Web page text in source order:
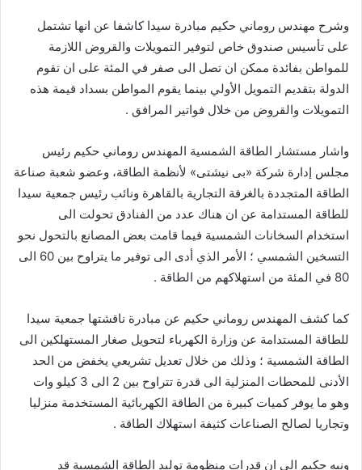
وشرح مهندس روماني حكيم مبادرة سيدا كاشفا عن انها تشتمل
على تأسيس صندوق خاص لتوفير التمويلات والقروض اللازمة
للمواطن بفائدة ممكن ان تصل الى صفر في المئة على ان تقوم
الدولة بتقديم التمويل الأولي بينما يقوم المواطن بسداد قيمة هذه
التمويلات والقروض من خلال فواتير المرافق .
واشار مستشار الطاقة الشمسية المهندس روماني حكيم رئيس
مجلس إدارة شركة «بى نيشتى» لأنظمة الطاقة، وعضو شعبة صناعة
الطاقة المتجددة بالغرفة التجارية بالقاهرة ونائب رئيس جمعية سيدا
للطاقة المستدامة عن ان هناك عدد من الفنادق تحولت الى
استخدام السخانات الشمسية فيما قامت بعض المصانع بالتحول نحو
التسخين الشمسي ؛ الأمر الذي أدى الى توفير ما يتراوح بين 60 الى
80 في المئة من استهلاكهم من الطاقة .
كما كشف المهندس روماني حكيم عن مبادرة ناقشتها جمعية سيدا
للطاقة المستدامة عن وزارة الكهرباء لتحويل صغار المستهلكين الى
الطاقة الشمسية ؛ وذلك من خلال تعديل تشريعي يخفض من الحد
الأدنى للمحطات المنزلية الى قدرة تتراوح بين 2 الى 3 كيلو وات
وهو ما يوفر كميات كبيرة من الطاقة الكهربائية المستخدمة منزليا
وتجاريا لصالح الصناعات كثيفة استهلاك الطاقة .
ونبه حكيم الى ان قدرات منظومة توليد الطاقة الشمسية قد